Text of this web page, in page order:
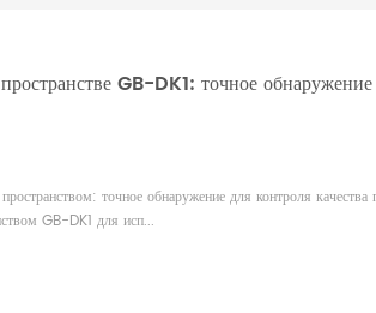
GB-DK1: точное
точное обнаружение для контроля
GB-DK1 для исп...